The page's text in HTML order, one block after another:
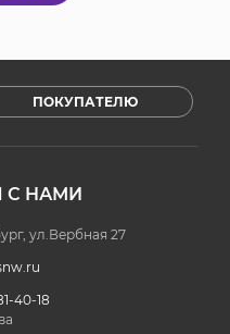
ПОКУПАТЕЛЮ
С НАМИ
ул.Вербная 27
40-18